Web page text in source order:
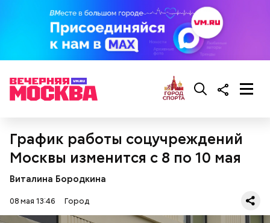
График работы соцучреждений
Москвы изменится с 8 по 10 мая
Виталина Бородкина
08 мая 13:46 Город
Реальные знания
реальных зданий.
СПРАВКА